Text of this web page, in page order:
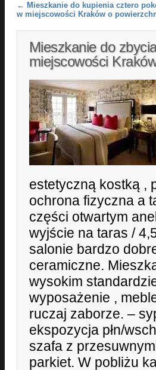
Post navigation
← Mieszkanie do kupienia cztero
w miejscowości Kraków o
Mieszkanie do
miejscowości
estetyczną kostką ,
ochrona fizyczna a
części otwartym
wyjście na taras /
salonie bardzo
ceramiczne.
wysokim
wyposażenie ,
ruczaj zaborze. –
ekspozycja płn/
szafa z
parkiet. W pobliżu